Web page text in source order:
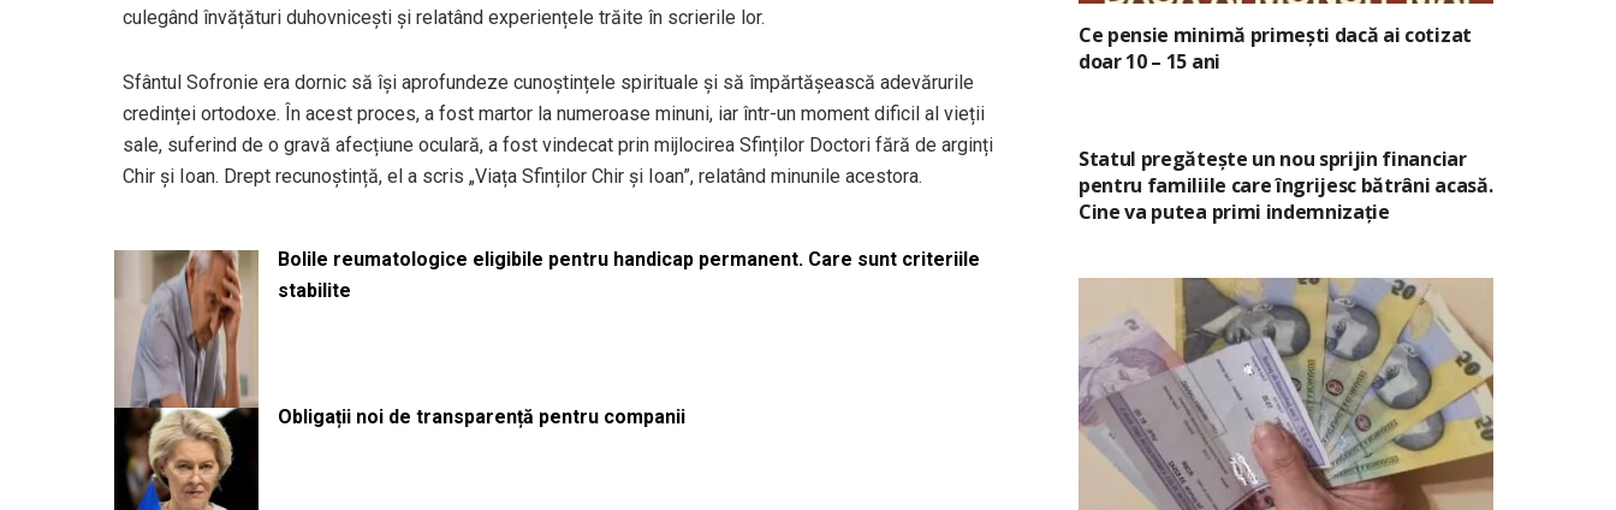
culegând învățături duhovnicești și relatând experiențele trăite în scrierile lor.
Sfântul Sofronie era dornic să își aprofundeze cunoștințele spirituale și să împărtășească adevărurile
credinței ortodoxe. În acest proces, a fost martor la numeroase minuni, iar într-un moment dificil al vieții
sale, suferind de o gravă afecțiune oculară, a fost vindecat prin mijlocirea Sfinților Doctori fără de arginți
Chir și Ioan. Drept recunoștință, el a scris „Viața Sfinților Chir și Ioan”, relatând minunile acestora.
Bolile reumatologice eligibile pentru handicap permanent. Care sunt criteriile
stabilite
Obligații noi de transparență pentru companii
Ce pensie minimă primești dacă ai cotizat
doar 10 – 15 ani
Statul pregătește un nou sprijin financiar
pentru familiile care îngrijesc bătrâni acasă.
Cine va putea primi indemnizație